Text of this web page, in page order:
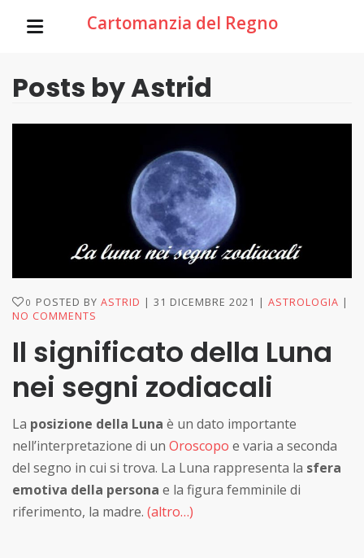
Cartomanzia del Regno
Posts by Astrid
0 POSTED BY ASTRID 31 DICEMBRE 2021
ASTROLOGIA
NO COMMENTS
Il significato della Luna
nei segni zodiacali
La posizione della Luna è un dato importante
nell’interpretazione di un Oroscopo e varia a seconda
del segno in cui si trova. La Luna rappresenta la sfera
emotiva della persona e la figura femminile di
riferimento, la madre. (altro…)